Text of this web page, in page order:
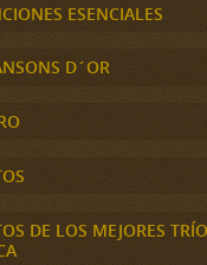
ESENCIALES
D´OR
DE LOS MEJORES